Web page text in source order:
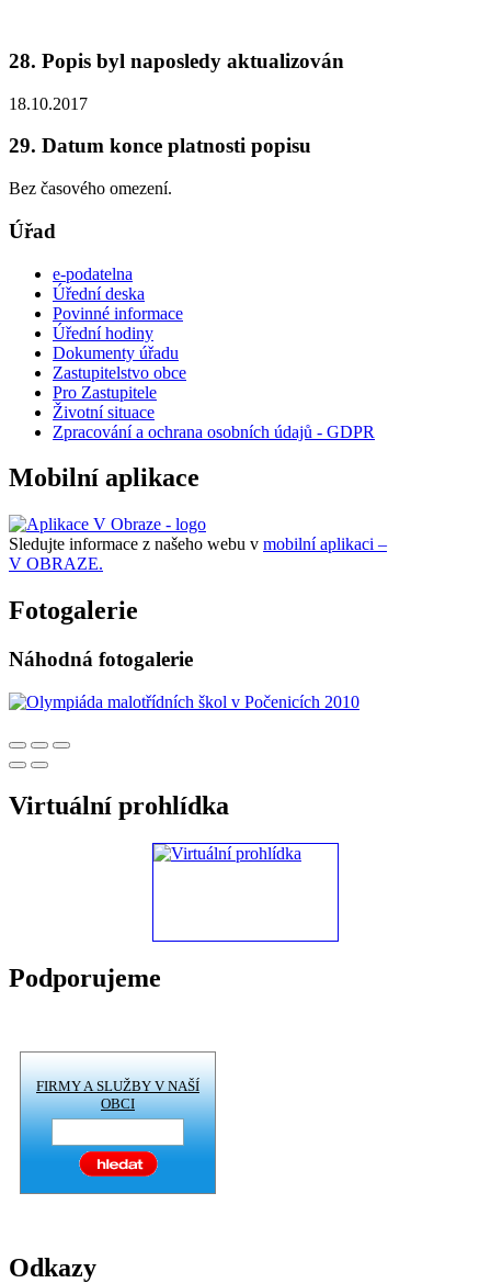
28. Popis byl naposledy aktualizován
18.10.2017
29. Datum konce platnosti popisu
Bez časového omezení.
Úřad
e-podatelna
Úřední deska
Povinné informace
Úřední hodiny
Dokumenty úřadu
Zastupitelstvo obce
Pro Zastupitele
Životní situace
Zpracování a ochrana osobních údajů - GDPR
Mobilní aplikace
Sledujte informace z našeho webu v mobilní aplikaci –
V OBRAZE.
Fotogalerie
Náhodná fotogalerie
Virtuální prohlídka
Podporujeme
FIRMY A SLUŽBY V NAŠÍ
OBCI
Odkazy